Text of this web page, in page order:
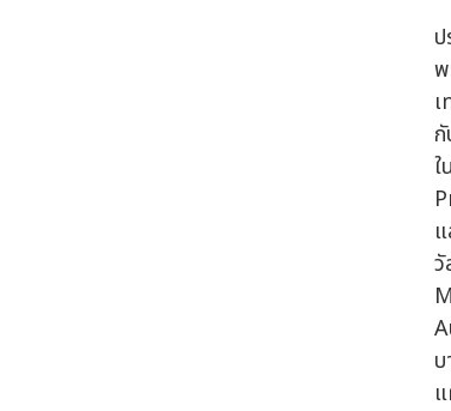
พ